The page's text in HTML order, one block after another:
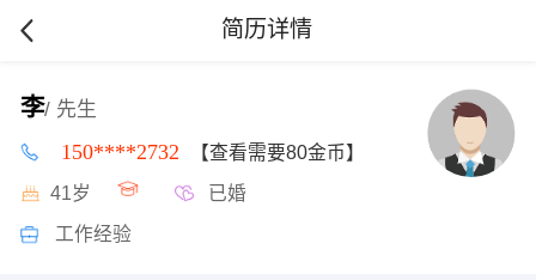
简历详情
李/ 先生
150****2732 【查看需要80金币】
41岁 已婚
工作经验